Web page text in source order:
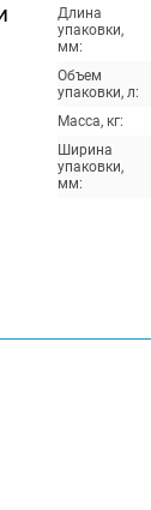
Длина
упаковки,
мм:
Объем
упаковки, л:
Масса, кг:
Ширина
упаковки,
мм: